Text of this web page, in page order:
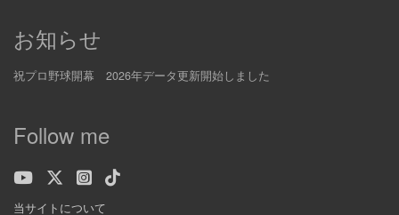
お知らせ
祝プロ野球開幕 2026年データ更新開始しました
Follow me
当サイトについて